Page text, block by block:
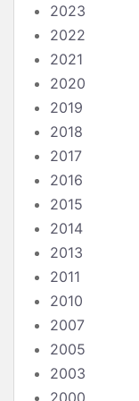
2023
2022
2021
2020
2019
2018
2017
2016
2015
2014
2013
2011
2010
2007
2005
2003
2000